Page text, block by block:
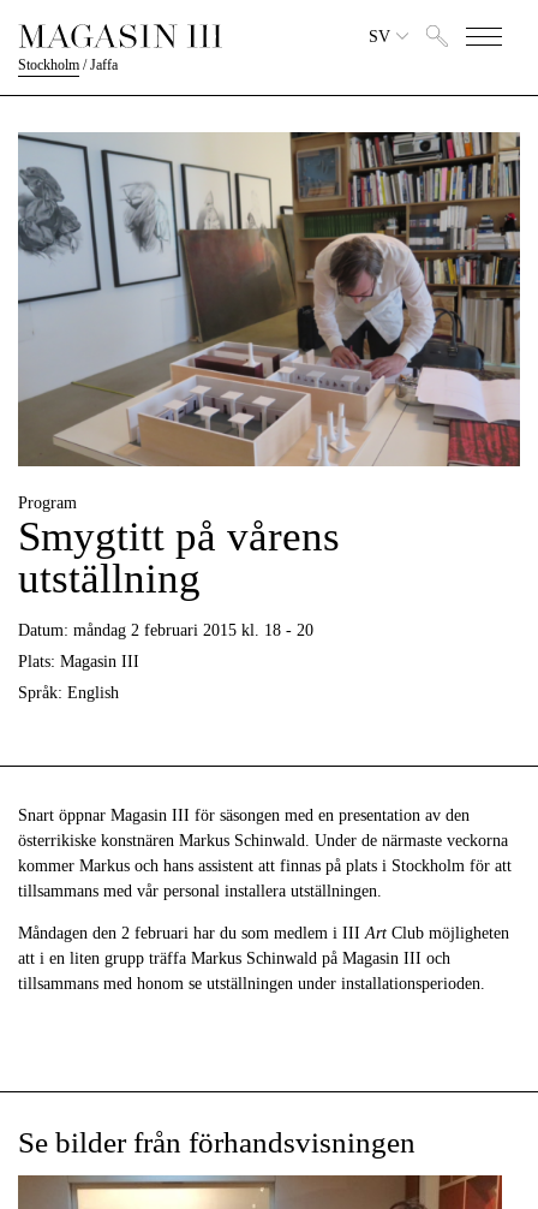
Stockholm /Jaffa
SV
Program
Smygtitt på vårens
utställning
Datum: måndag 2 februari 2015 kl. 18 - 20
Plats: Magasin III
Språk: English
Snart öppnar Magasin III för säsongen med en presentation av den
österrikiske konstnären Markus Schinwald. Under de närmaste veckorna
kommer Markus och hans assistent att finnas på plats i Stockholm för att
tillsammans med vår personal installera utställningen.
Måndagen den 2 februari har du som medlem i IIIArt Club möjligheten
att i en liten grupp träffa Markus Schinwald på Magasin III och
tillsammans med honom se utställningen under installationsperioden.
Se bilder från förhandsvisningen